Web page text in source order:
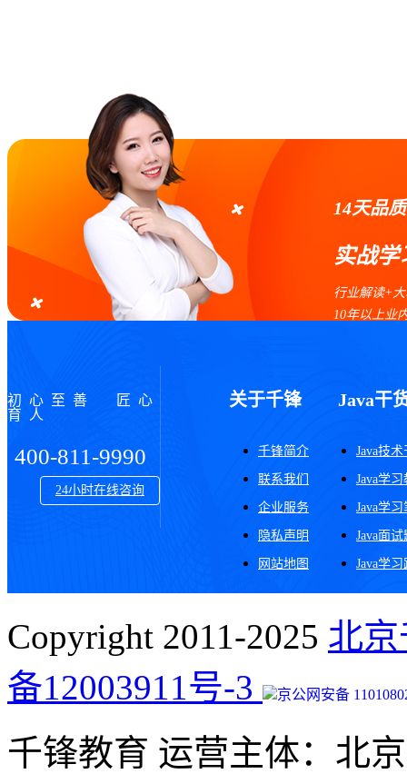
14天品
实战学
行业解读+
10年以上业
初心至善 匠心
育人
400-811-9990
24小时在线咨询
关于千锋
千锋简介
联系我们
企业服务
隐私声明
网站地图
Java干
Java技
Java学
Java学
Java面
Java学
Copyright 2011-2025 北
备12003911号-3
京公网安备
千锋教育 运营主体：北